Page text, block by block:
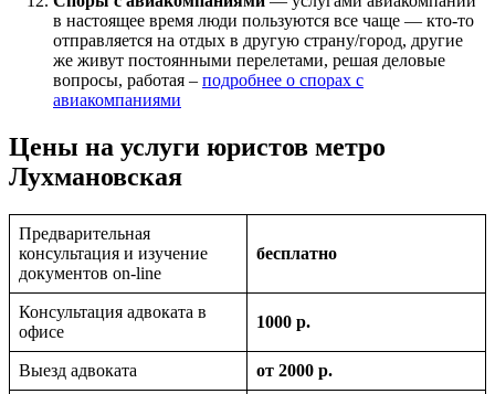
в настоящее время люди пользуются все чаще — кто-то
отправляется на отдых в другую страну/город, другие
же живут постоянными перелетами, решая деловые
вопросы, работая – подробнее о спорах с
авиакомпаниями
Цены на услуги юристов метро
Лухмановская
Предварительная
консультация и изучение
документов on-line
бесплатно
Консультация адвоката в
офисе
1000 р.
Выезд адвоката от 2000 р.